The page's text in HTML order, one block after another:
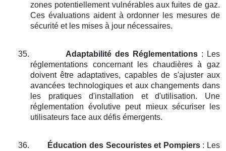
zones potentiellement vulnérables aux fuites de gaz.
Ces évaluations aident à ordonner les mesures de
sécurité et les mises à jour nécessaires.
35. Adaptabilité des Réglementations: Les
réglementations concernant les chaudières à gaz
doivent être adaptatives, capables de s'ajuster aux
avancées technologiques et aux changements dans
les pratiques d'installation et d'utilisation. Une
réglementation évolutive peut mieux sécuriser les
utilisateurs face aux défis émergents.
36. Éducation des Secouristes et Pompiers: Les